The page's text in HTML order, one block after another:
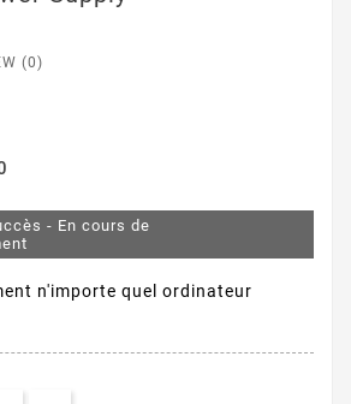
(0)
- En cours de
n'importe quel ordinateur